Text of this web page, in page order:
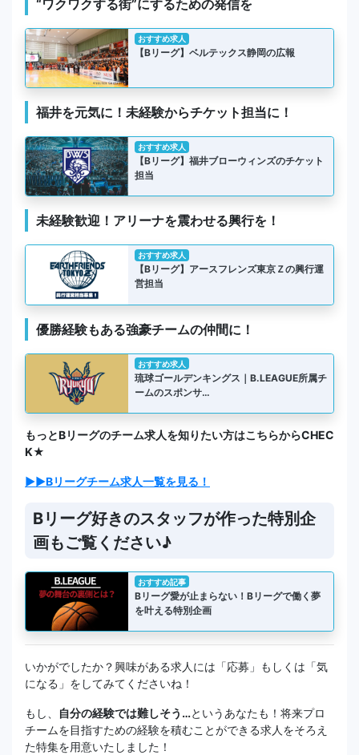
“ワクワクする街”にするための発信を
おすすめ求人
【Bリーグ】ベルテックス静岡の広報
福井を元気に！未経験からチケット担当に！
おすすめ求人
【Bリーグ】福井ブローウィンズのチケット
担当
未経験歓迎！アリーナを震わせる興行を！
おすすめ求人
【Bリーグ】アースフレンズ東京Ｚの興行運
営担当
優勝経験もある強豪チームの仲間に！
おすすめ求人
琉球ゴールデンキングス｜B.LEAGUE所属チ
ームのスポンサ…
もっとBリーグのチーム求人を知りたい方はこちらからCHEC
K★
▶▶Bリーグチーム求人一覧を見る！
Bリーグ好きのスタッフが作った特別企
画もご覧ください♪
おすすめ記事
Bリーグ愛が止まらない！Bリーグで働く夢
を叶える特別企画
いかがでしたか？興味がある求人には「応募」もしくは「気
になる」をしてみてくださいね！
もし、 自分の経験では難しそう…というあなたも！将来プロ
チームを目指すための経験を積むことができる求人をそろえ
た特集を用意いたしました！